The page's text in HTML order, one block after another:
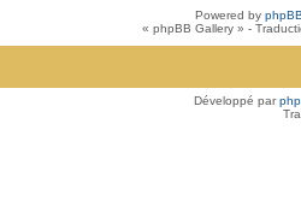
Powered by
« phpBB Gallery » -
Développé par